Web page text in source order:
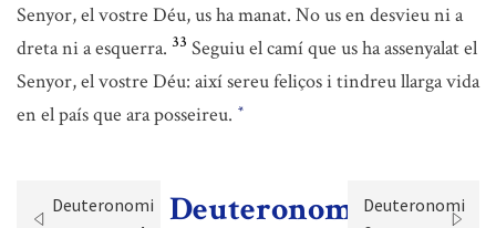
Senyor, el vostre Déu, us ha manat. No us en desvieu ni a
dreta ni a esquerra. 33 Seguiu el camí que us ha assenyalat el
Senyor, el vostre Déu: així sereu feliços i tindreu llarga vida
en el país que ara posseireu. *
Deuteronomi
DeuteronomiDeuteronomi